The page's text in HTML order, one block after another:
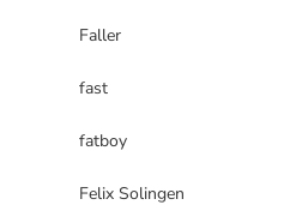
Faller
fast
fatboy
Felix Solingen